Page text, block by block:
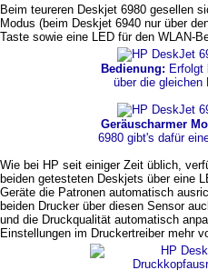
Beim teureren Deskjet 6980 gesellen
Modus (beim Deskjet 6940 nur über
Taste sowie eine LED für den WLAN-
Bedienung: Erfolgt
über die gleichen
Geräuscharmer
6980 gibt's dafür
Wie bei HP seit einiger Zeit üblich,
beiden getesteten Deskjets über eine
Geräte die Patronen automatisch
beiden Drucker über diesen Sensor
und die Druckqualität automatisch
Einstellungen im Druckertreiber mehr